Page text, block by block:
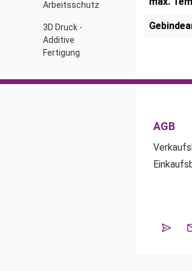
Arbeitsschutz
3D Druck -
Additive
Fertigung
AGB